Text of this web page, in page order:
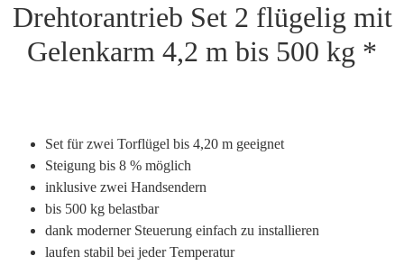
Drehtorantrieb Set 2 flügelig mit
Gelenkarm 4,2 m bis 500 kg *
Set für zwei Torflügel bis 4,20 m geeignet
Steigung bis 8 % möglich
inklusive zwei Handsendern
bis 500 kg belastbar
dank moderner Steuerung einfach zu installieren
laufen stabil bei jeder Temperatur